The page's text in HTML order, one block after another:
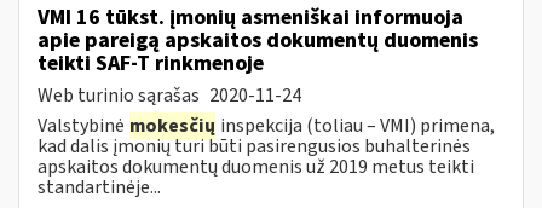
VMI 16 tūkst. įmonių asmeniškai informuoja
apie pareigą apskaitos dokumentų duomenis
teikti SAF-T rinkmenoje
Web turinio sąrašas 2020-11-24
Valstybinė mokesčių inspekcija (toliau – VMI) primena,
kad dalis įmonių turi būti pasirengusios buhalterinės
apskaitos dokumentų duomenis už 2019 metus teikti
standartinėje...